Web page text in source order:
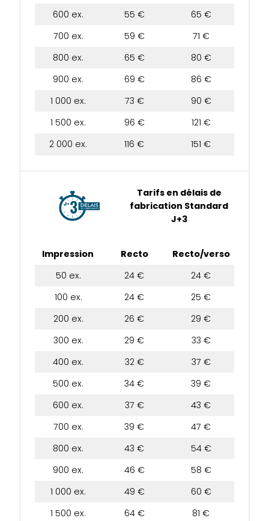
600 ex.
55 €
65 €
700 ex.
59 €
71 €
800 ex.
65 €
80 €
900 ex.
69 €
86 €
1 000 ex.
73 €
90 €
1 500 ex.
96 €
121 €
2 000 ex.
116 € 151 €
Tarifs en délais de
fabrication Standard
J+3
Impression Recto
Recto/verso
50 ex.
24 €
24 €
100 ex.
24 €
25 €
200 ex.
26 €
29 €
300 ex.
29 €
33 €
400 ex.
32 €
37 €
500 ex.
34 €
39 €
600 ex.
37 €
43 €
700 ex.
39 €
47 €
800 ex.
43 €
54 €
900 ex.
46 €
58 €
1 000 ex.
49 €
60 €
1 500 ex.
64 €
81 €